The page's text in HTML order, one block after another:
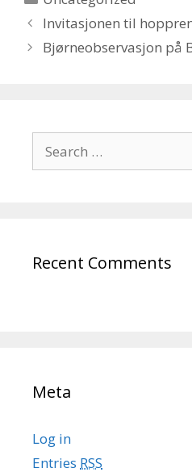
Invitasjonen til
Bjørneobservasjon på
for:
Recent Comments
Meta
Log in
Entries RSS